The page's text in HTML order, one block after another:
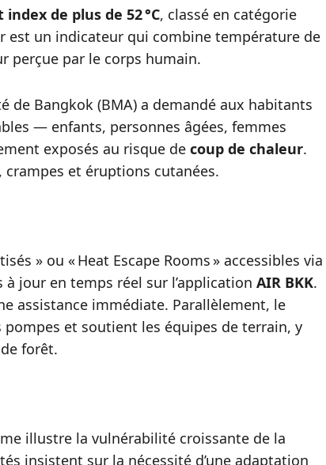
index de plus de 52 °C, classé en catégorie
est un indicateur qui combine température de
perçue par le corps humain.
de Bangkok (BMA) a demandé aux habitants
— enfants, personnes âgées, femmes
exposés au risque de coup de chaleur.
et éruptions cutanées.
» ou « Heat Escape Rooms » accessibles via
à jour en temps réel sur l’application AIR BKK.
assistance immédiate. Parallèlement, le
et soutient les équipes de terrain, y
forêt.
illustre la vulnérabilité croissante de la
insistent sur la nécessité d’une adaptation